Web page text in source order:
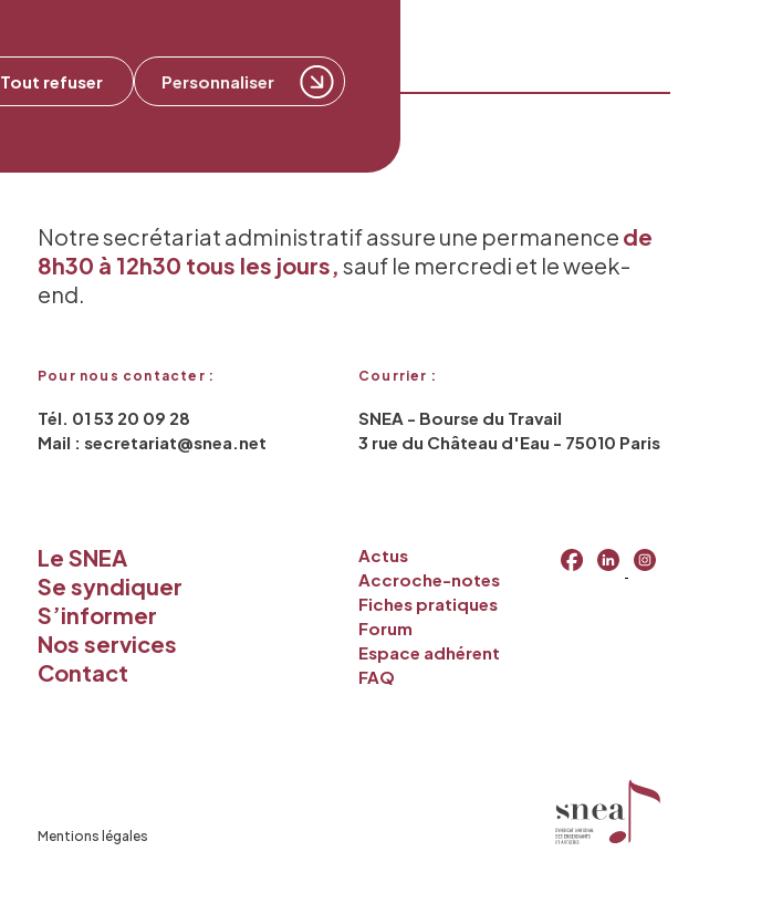
Tout refuser Personnaliser
Notre secrétariat administratif assure une permanence de
8h30 à 12h30 tous les jours, sauf le mercredi et le week-
end.
Pour nous contacter :
Tél. 01 53 20 09 28
Mail : secretariat@snea.net
Courrier :
SNEA - Bourse du Travail
3 rue du Château d'Eau - 75010 Paris
Le SNEA
Se syndiquer
S’informer
Nos services
Contact
Actus
Accroche-notes
Fiches pratiques
Forum
Espace adhérent
FAQ
Mentions légales